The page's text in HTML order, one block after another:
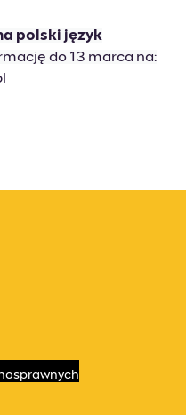
polski język
do 13 marca na: